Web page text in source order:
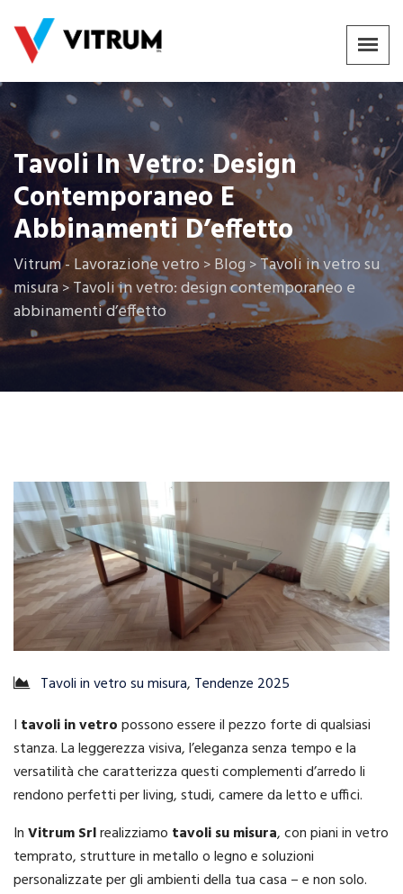
Tavoli In Vetro: Design
Contemporaneo E
Abbinamenti D’effetto
Vitrum - Lavorazione vetro >Blog>Tavoli in vetro su
misura>Tavoli in vetro: design contemporaneo e
abbinamenti d’effetto
Tavoli in vetro su misura, Tendenze 2025
I tavoli in vetropossono essere il pezzo forte di qualsiasi
stanza. La leggerezza visiva, l’eleganza senza tempo e la
versatilità che caratterizza questi complementi d’arredo li
rendono perfetti per living, studi, camere da letto e uffici.
InVitrum Srlrealizziamo tavoli su misura, con piani in vetro
temprato, strutture in metallo o legno e soluzioni
personalizzate per gli ambienti della tua casa – e non solo.